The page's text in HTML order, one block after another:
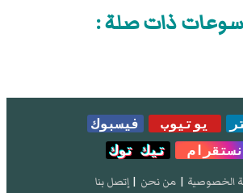
ذات صلة :
يوتيوب
فيسبوك
تيك توك
الخصوصية | من نحن | إتصل بنا